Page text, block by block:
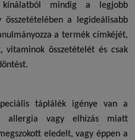
kínálatból mindig a legjobb
a legideálisabb
a termék címkéjét,
vitaminok összetételét és csak
táplálék igénye van a
allergia vagy elhízás miatt
eledelt, vagy éppen a